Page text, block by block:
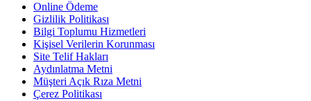
Online Ödeme
Gizlilik Politikası
Bilgi Toplumu Hizmetleri
Kişisel Verilerin Korunması
Site Telif Hakları
Aydınlatma Metni
Müşteri Açık Rıza Metni
Çerez Politikası